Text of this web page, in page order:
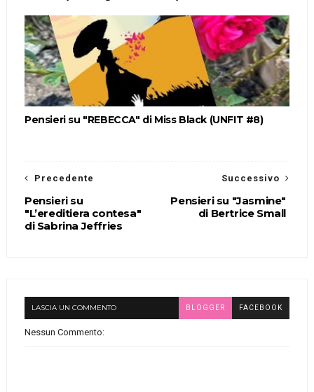
Pensieri su "REBECCA" di Miss Black (UNFIT #8)
Successivo
Pensieri su "Jasmine"
di Bertrice Small
Precedente
Pensieri su
"L’ereditiera contesa"
di Sabrina Jeffries
LASCIA UN COMMENTO BLOGGER FACEBOOK
Nessun Commento: